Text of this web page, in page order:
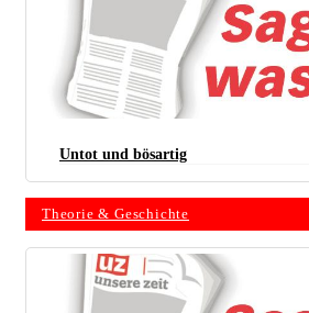
Untot und bösartig
Theorie & Geschichte